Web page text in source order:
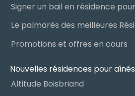
Promotions et offres en cours
Nouvelles résidences pour aînés
Altitude Boisbriand